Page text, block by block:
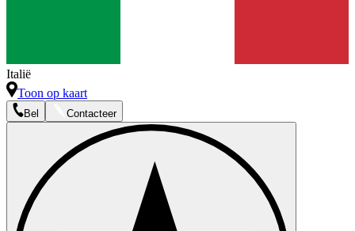
Italië
Toon op kaart
Bel Contacteer